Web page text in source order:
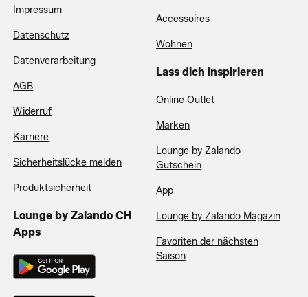
Impressum
Datenschutz
Datenverarbeitung
AGB
Widerruf
Karriere
Sicherheitslücke melden
Produktsicherheit
Lounge by Zalando CH
Apps
Accessoires
Wohnen
Lass dich inspirieren
Online Outlet
Marken
Lounge by Zalando
Gutschein
App
Lounge by Zalando Magazin
Favoriten der nächsten
Saison